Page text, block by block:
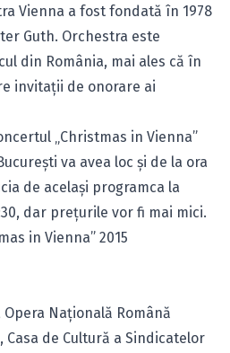
Vienna a fost fondată în 1978
Guth. Orchestra este
din România, mai ales că în
invitaţii de onorare ai
„Christmas in Vienna”
va avea loc şi de la ora
de acelaşi programca la
dar preţurile vor fi mai mici.
in Vienna” 2015
Naţională Română
Casa de Cultură a Sindicatelor